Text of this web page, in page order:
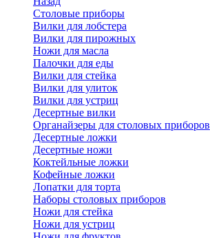
Cтоловые приборы
Вилки для лобстера
Вилки для пирожных
Ножи для масла
Палочки для еды
Вилки для стейка
Вилки для улиток
Вилки для устриц
Десертные вилки
Органайзеры для столовых приборов
Десертные ложки
Десертные ножи
Коктейльные ложки
Кофейные ложки
Лопатки для торта
Наборы столовых приборов
Ножи для стейка
Ножи для устриц